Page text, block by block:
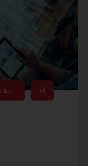
Produktivität am Bau +1